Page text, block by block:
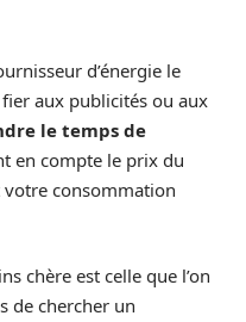
d’énergie le
aux publicités ou aux
le temps de
en compte le prix du
votre consommation
chère est celle que l’on
de chercher un